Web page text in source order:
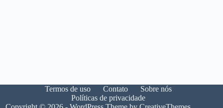
Termos de uso Contato
Sobre nós
Políticas de privacidade